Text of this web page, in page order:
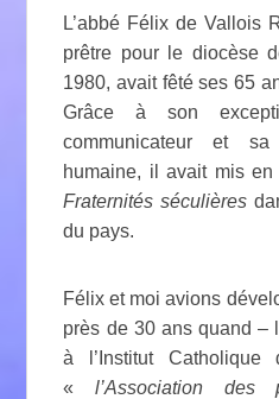
L’abbé Félix de Vallois
prêtre pour le diocèse
1980, avait fêté ses 65
Grâce à son
communicateur et sa
humaine, il avait mis
Fraternités séculières
du pays.
Félix et moi avions
près de 30 ans quand –
à l’Institut
« l’Association des